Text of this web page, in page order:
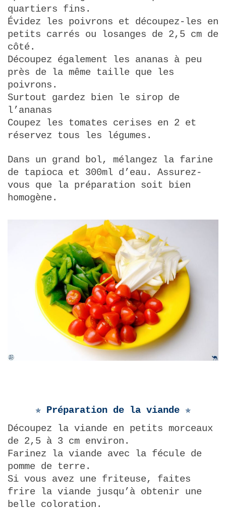
quartiers fins.
Évidez les poivrons et découpez-les en
petits carrés ou losanges de 2,5 cm de
côté.
Découpez également les ananas à peu
près de la même taille que les
poivrons.
Surtout gardez bien le sirop de
l’ananas
Coupez les tomates cerises en 2 et
réservez tous les légumes.
Dans un grand bol, mélangez la farine
de tapioca et 300ml d’eau. Assurez-
vous que la préparation soit bien
homogène.
✯ Préparation de la viande ✯
Découpez la viande en petits morceaux
de 2,5 à 3 cm environ.
Farinez la viande avec la fécule de
pomme de terre.
Si vous avez une friteuse, faites
frire la viande jusqu’à obtenir une
belle coloration.